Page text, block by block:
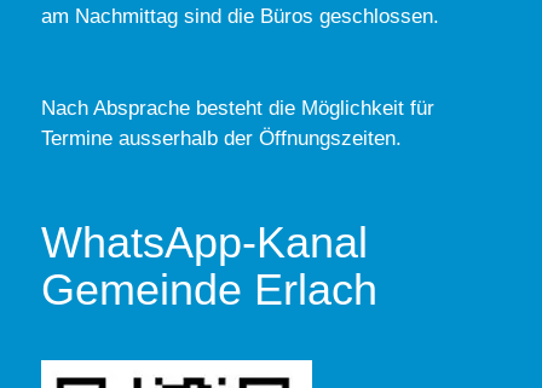
am Nachmittag sind die Büros geschlossen.
Nach Absprache besteht die Möglichkeit für
Termine ausserhalb der Öffnungszeiten.
WhatsApp-Kanal
Gemeinde Erlach